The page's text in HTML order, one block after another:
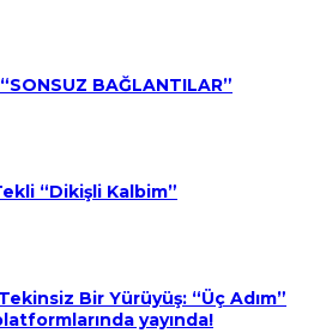
BAĞLANTILAR”
“Dikişli Kalbim”
Bir Yürüyüş: “Üç Adım”
yayında!